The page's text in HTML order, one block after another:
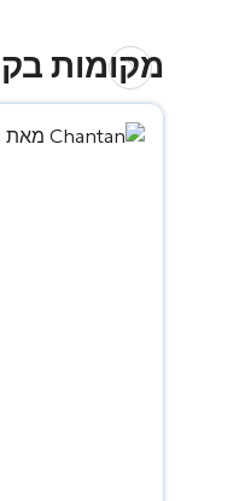
מקומות